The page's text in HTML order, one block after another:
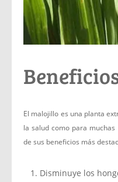
El malojillo es una planta
la salud como para
de sus beneficios más
Disminuye los